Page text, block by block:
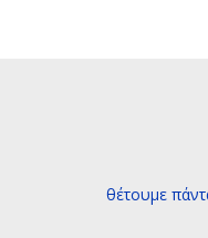
θέτουμε